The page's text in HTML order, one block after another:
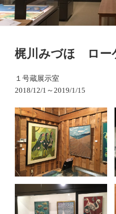
投
稿
梶川みづほ ロー
１号蔵展示室
2018/12/1～2019/1/15